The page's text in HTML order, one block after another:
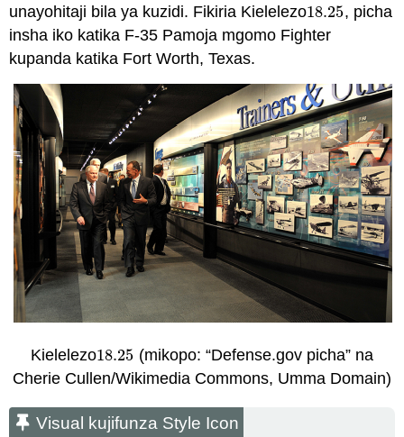
unayohitaji bila ya kuzidi. Fikiria Kielelezo18.25
18.25, picha
insha iko katika F-35 Pamoja mgomo Fighter
kupanda katika Fort Worth, Texas.
Kielelezo18.25
18.25 (mikopo: “Defense.gov picha” na
Cherie Cullen/Wikimedia Commons, Umma Domain)
Visual kujifunza Style Icon